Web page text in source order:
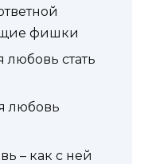
фишки
любовь стать
любовь
– как с ней